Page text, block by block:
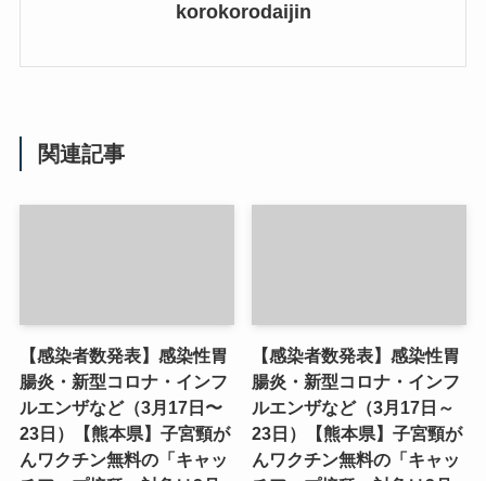
korokorodaijin
関連記事
【感染者数発表】感染性胃
腸炎・新型コロナ・インフ
ルエンザなど（3月17日〜
23日）【熊本県】子宮頸が
んワクチン無料の「キャッ
【感染者数発表】感染性胃
腸炎・新型コロナ・インフ
ルエンザなど（3月17日～
23日）【熊本県】子宮頸が
んワクチン無料の「キャッ